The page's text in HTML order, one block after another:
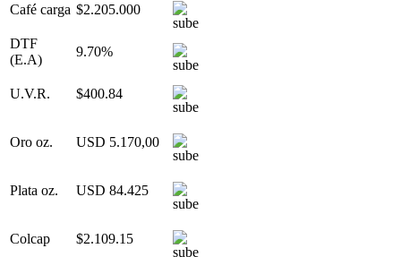
Café carga $2.205.000
DTF
(E.A)
9.70%
U.V.R. $400.84
Oro oz. USD 5.170,00
Plata oz. USD 84.425
Colcap $2.109.15